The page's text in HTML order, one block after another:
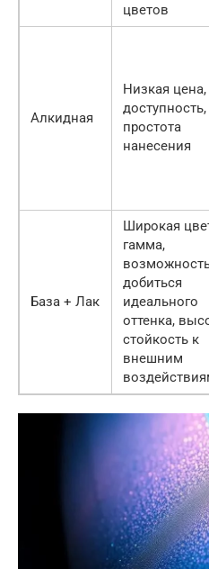
цветов
Алкидная
Низкая цена,
доступность,
простота
нанесения
База + Лак
Широкая
гамма,
добиться
идеального
оттенка,
стойкость к
внешним